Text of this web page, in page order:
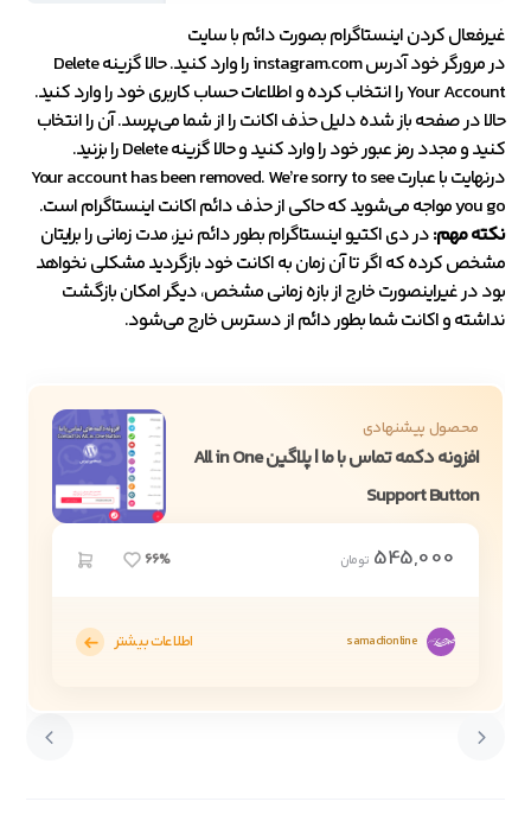
غیرفعال کردن اینستاگرام بصورت دائم با سایت
در مرورگر خود آدرس instagram.com را وارد کنید. حالا گزینه Delete
Your Account را انتخاب کرده و اطلاعات حساب کاربری خود را وارد کنید.
حالا در صفحه باز شده دلیل حذف اکانت را از شما می‌پرسد. آن را انتخاب
کنید و مجدد رمز عبور خود را وارد کنید و حالا گزینه Delete را بزنید.
درنهایت با عبارت Your account has been removed. We’re sorry to see
you go مواجه می‌شوید که حاکی از حذف دائم اکانت اینستاگرام است.
نکته مهم:در دی اکتیو اینستاگرام بطور دائم نیز، مدت زمانی را برایتان
مشخص کرده که اگر تا آن زمان به اکانت خود بازگردید مشکلی نخواهد
بود در غیراینصورت خارج از بازه زمانی مشخص، دیگر امکان بازگشت
نداشته و اکانت شما بطور دائم از دسترس خارج می‌شود.
محصول پیشنهادی
افزونه دکمه تماس با ما | پلاگین All in One
Support Button
545,000 تومان 66%
samadionline اطلاعات بیشتر